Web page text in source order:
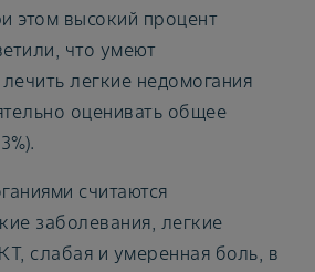
этом высокий процент
что умеют
легкие недомогания
оценивать общее
считаются
заболевания, легкие
слабая и умеренная боль, в